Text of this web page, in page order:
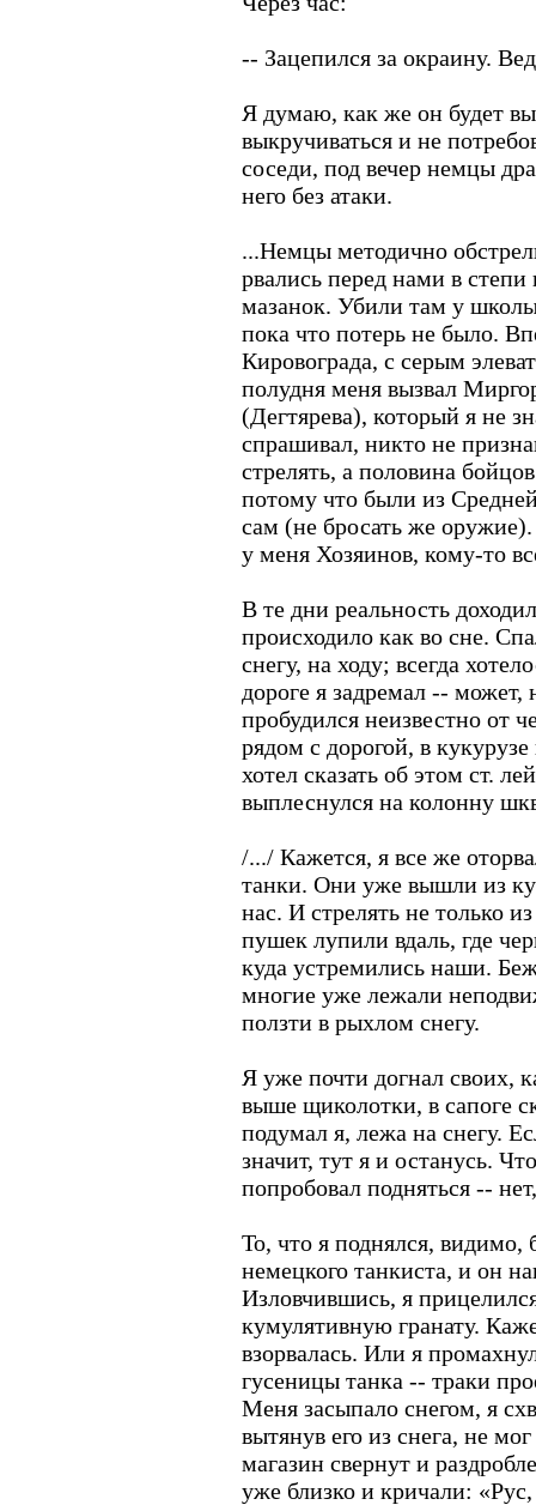
-- Зацепился за окраину.
Я думаю, как же он будет
выкручиваться и не
соседи, под вечер немцы
него без атаки.
...Немцы методично
рвались перед нами в
мазанок. Убили там у
пока что потерь не было.
Кировограда, с серым
полудня меня вызвал
(Дегтярева), который я не
спрашивал, никто не
стрелять, а половина
потому что были из
сам (не бросать же оружие).
у меня Хозяинов, кому-то
В те дни реальность
происходило как во сне.
снегу, на ходу; всегда
дороге я задремал -- может,
пробудился неизвестно от
рядом с дорогой, в
хотел сказать об этом ст.
выплеснулся на колонну
/.../ Кажется, я все же
танки. Они уже вышли из
нас. И стрелять не только
пушек лупили вдаль, где
куда устремились наши.
многие уже лежали
ползти в рыхлом снегу.
Я уже почти догнал своих,
выше щиколотки, в сапоге
подумал я, лежа на снегу.
значит, тут я и останусь.
попробовал подняться --
То, что я поднялся,
немецкого танкиста, и он
Изловчившись, я
кумулятивную гранату.
взорвалась. Или я
гусеницы танка -- траки
Меня засыпало снегом, я
вытянув его из снега, не
магазин свернут и
уже близко и кричали: «Рус,